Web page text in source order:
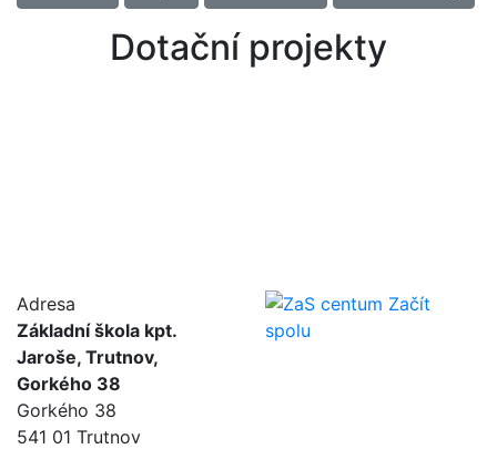
Dotační projekty
Adresa
Základní škola kpt.
Jaroše, Trutnov,
Gorkého 38
Gorkého 38
541 01 Trutnov